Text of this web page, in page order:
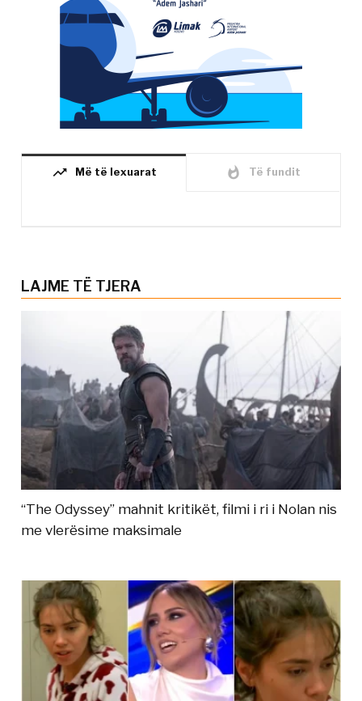
trending_up Më të lexuarat whatshot Të fundit
LAJME TË TJERA
“The Odyssey” mahnit kritikët, filmi i ri i Nolan nis
me vlerësime maksimale